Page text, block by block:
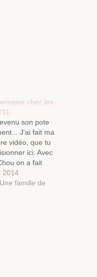
chez les
son pote
J'ai fait ma
vidéo, que tu
ici. Avec
on a fait
changements...
I. de bonnes
en perspective.
2014
famille de